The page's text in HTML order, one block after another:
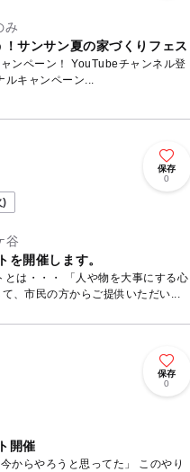
み
サンサン夏の家づくりフェス
チャンネル登
ルキャンペーン...
保存
0
)
谷
を開催します。
、市民の方からご提供いただい...
保存
0
開催